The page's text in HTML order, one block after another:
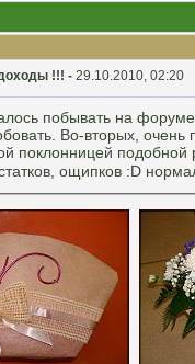
!!! - 29.10.2010, 02:20
побывать на
Во-вторых, очень
поклонницей
ощипков :D